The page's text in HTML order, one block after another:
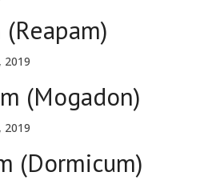
2019
(Mogadon)
2019
(Dormicum)